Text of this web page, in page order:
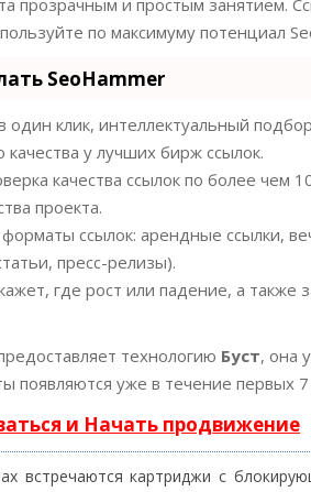
прозрачным и простым занятием.
по максимуму потенциал
SeoHammer
клик, интеллектуальный
у лучших бирж ссылок.
качества ссылок по более чем
проекта.
ссылок: арендные ссылки,
пресс-релизы).
где рост или падение, а также
технологию Буст, она
появляются уже в течение первых
и Начать продвижение
встречаются картриджи с